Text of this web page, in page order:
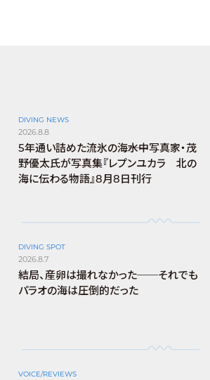
DIVING NEWS
2026.8.8
5年通い詰めた流氷の海――水中写真家・茂
野優太氏が写真集『レプンユカラ 北の
海に伝わる物語』8月8日刊行
DIVING SPOT
2026.8.7
結局、産卵は撮れなかった──それでも
パラオの海は圧倒的だった
VOICE/REVIEWS